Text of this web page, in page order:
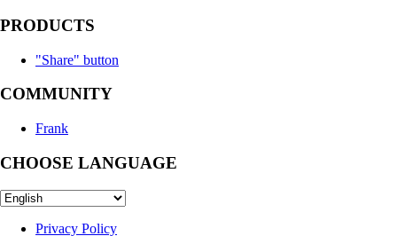
PRODUCTS
"Share" button
COMMUNITY
Frank
CHOOSE LANGUAGE
Privacy Policy